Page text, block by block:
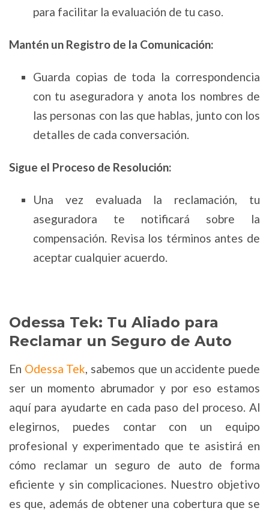
para facilitar la evaluación de tu caso.
Mantén un Registro de la Comunicación:
Guarda copias de toda la correspondencia
con tu aseguradora y anota los nombres de
las personas con las que hablas, junto con los
detalles de cada conversación.
Sigue el Proceso de Resolución:
Una vez evaluada la reclamación, tu
aseguradora te notificará sobre la
compensación. Revisa los términos antes de
aceptar cualquier acuerdo.
Odessa Tek: Tu Aliado para
Reclamar un Seguro de Auto
En Odessa Tek, sabemos que un accidente puede
ser un momento abrumador y por eso estamos
aquí para ayudarte en cada paso del proceso. Al
elegirnos, puedes contar con un equipo
profesional y experimentado que te asistirá en
cómo reclamar un seguro de auto de forma
eficiente y sin complicaciones. Nuestro objetivo
es que, además de obtener una cobertura que se